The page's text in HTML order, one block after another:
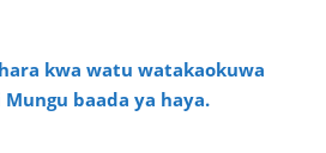
kwa watu watakaokuwa
baada ya haya.